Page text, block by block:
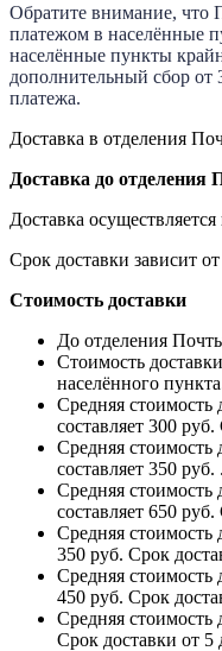
Обратите внимание, что
платежом в населённые
населённые пункты
дополнительный сбор
платежа.
Доставка в отделения
Доставка до отделения
Доставка
Срок доставки зависит
Стоимость доставки
До отделения
Стоимость
населённого
Средняя
составляет 300
Средняя
составляет 350
Средняя стоимость
составляет 650
Средняя стоимость
350 руб. Срок
Средняя стоимость
450 руб. Срок
Средняя стоимость
Срок доставки от 5